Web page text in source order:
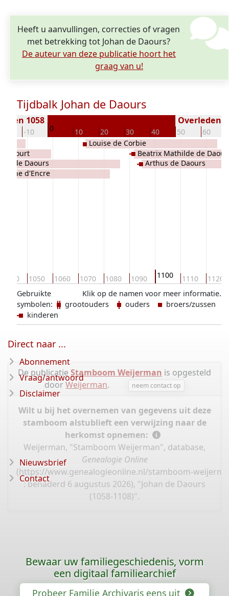
Heeft u aanvullingen, correcties of vragen
met betrekking tot Johan de Daours?
De auteur van deze publicatie hoort het
graag van u!
Tijdbalk Johan de Daours
-10 0 10 20 30 40 50 60
1058 Overleden (
1040 1050 1060 1070 1080 1090 1100 1110 1120
de Daours
d'Encre
Louise de Corbie
Beatrix Mathilde de
Arthus de Daours
Klik op de namen voor meer informatie.
Gebruikte
symbolen:
grootouders ouders
broers/zussen
kinderen
De publicatie Stamboom Weijerman is opgesteld
doorWeijerman. neem contact op
Wilt u bij het overnemen van gegevens uit deze
stamboom alstublieft een verwijzing naar de
herkomst opnemen:
Weijerman, "Stamboom Weijerman", database,
Genealogie Online
(https://www.genealogieonline.nl/stamboom-
: benaderd 6 augustus 2026), "Johan de Daours
(1058-1108)".
Direct naar ...
Abonnement
Vraag/antwoord
Disclaimer
Nieuwsbrief
Contact
Bewaar uw familiegeschiedenis, vorm
een digitaal familiearchief
Probeer Familie Archivaris eens uit